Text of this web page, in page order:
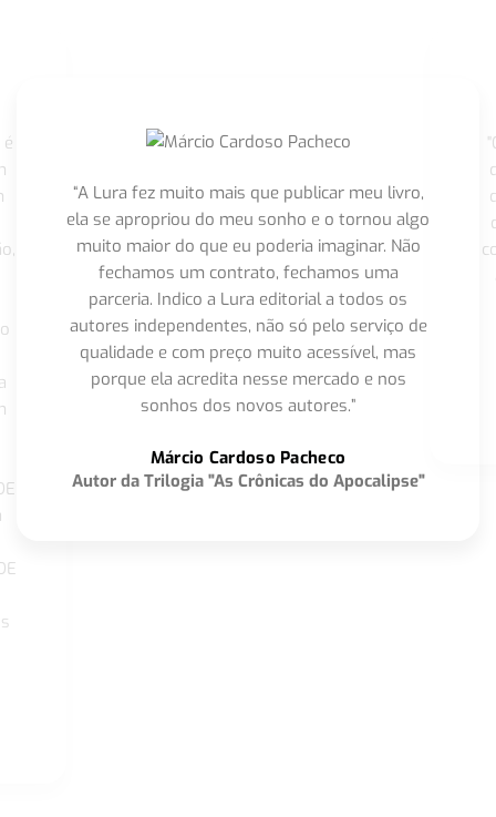
“A Lura fez muito mais que publicar meu livro,
ela se apropriou do meu sonho e o tornou algo
muito maior do que eu poderia imaginar. Não
fechamos um contrato, fechamos uma
parceria. Indico a Lura editorial a todos os
autores independentes, não só pelo serviço de
qualidade e com preço muito acessível, mas
porque ela acredita nesse mercado e nos
sonhos dos novos autores.”
Márcio Cardoso Pacheco
Autor da Trilogia "As Crônicas do Apocalipse"